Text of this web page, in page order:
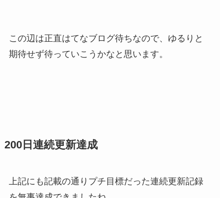
この辺は正直はてなブログ待ちなので、ゆるりと
期待せず待っていこうかなと思います。
200日連続更新達成
上記にも記載の通りプチ目標だった連続更新記録